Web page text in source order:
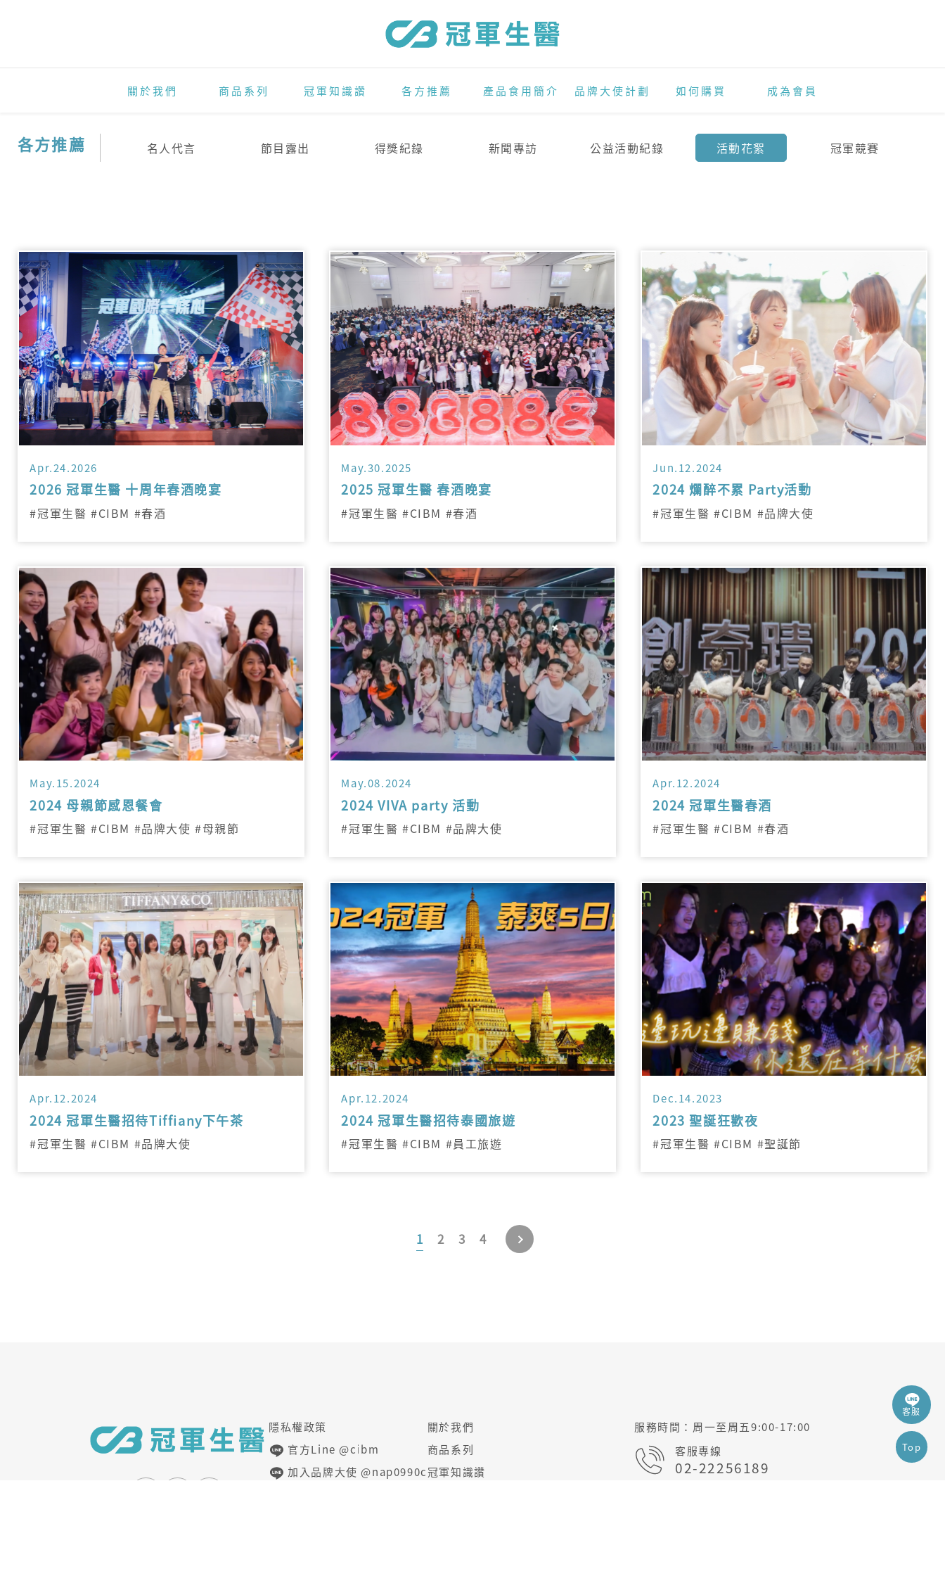
花
關於我們 商品系列 冠軍知識讚 各方推薦 產品食用簡介 品牌大使計劃 如何購買 成為會員
各方推薦 名人代言 節目露出 得獎紀錄 新聞專訪 公益活動紀錄 活動花絮 冠軍競賽
Apr.24.2026
2026 冠軍生醫 十周年春酒晚宴
#冠軍生醫 #CIBM #春酒
May.30.2025
2025 冠軍生醫 春酒晚宴
#冠軍生醫 #CIBM #春酒
Jun.12.2024
2024 爛醉不累 Party活動
#冠軍生醫 #CIBM #品牌大使
May.15.2024
2024 母親節感恩餐會
#冠軍生醫 #CIBM #品牌大使 #母親節
May.08.2024
2024 VIVA party 活動
#冠軍生醫 #CIBM #品牌大使
Apr.12.2024
2024 冠軍生醫春酒
#冠軍生醫 #CIBM #春酒
Apr.12.2024
2024 冠軍生醫招待Tiffiany下午茶
#冠軍生醫 #CIBM #品牌大使
Apr.12.2024
2024 冠軍生醫招待泰國旅遊
#冠軍生醫 #CIBM #員工旅遊
Dec.14.2023
2023 聖誕狂歡夜
#冠軍生醫 #CIBM #聖誕節
1 2 3 4
隱私權政策
官方Line @cibm
加入品牌大使 @nap0990c
關於我們
商品系列
冠軍知識讚
服務時間
周一至周五9:00-17:00
客服專線
02-22256189
客服
Top